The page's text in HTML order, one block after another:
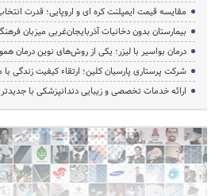
مقایسه قیمت ایمپلنت کره ای و اروپایی؛ قدرت
بیمارستان بدون دخانیات آذربایجان‌غربی میزبان
درمان بواسیر با لیزر؛ یکی از روش‌های نوین درمان
شرکت پرستاری پارسیان کلین؛ ارتقاء کیفیت زندگی با
ارائه خدمات تخصصی و زیبایی دندانپزشکی با